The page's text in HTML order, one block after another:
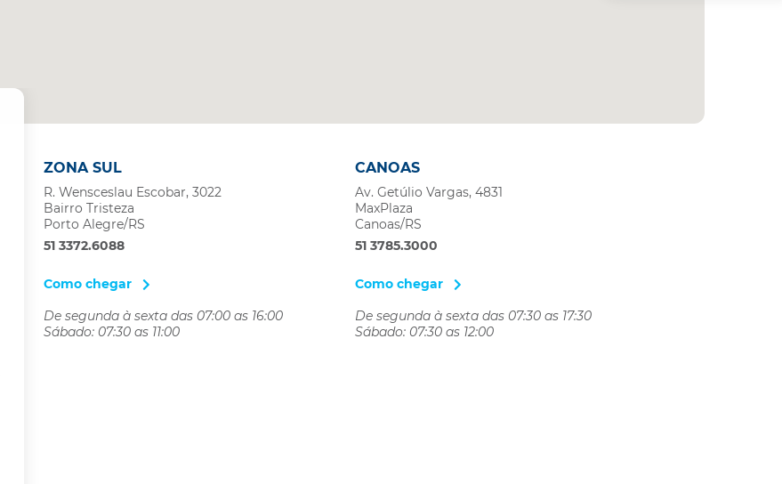
ZONA SUL
R. Wensceslau Escobar, 3022
Bairro Tristeza
Porto Alegre/RS
51 3372.6088
Como chegar
De segunda à sexta das 07:00 as 16:00
Sábado: 07:30 as 11:00
CANOAS
Av. Getúlio Vargas, 4831
MaxPlaza
Canoas/RS
51 3785.3000
Como chegar
De segunda à sexta das 07:30 as 17:30
Sábado: 07:30 as 12:00